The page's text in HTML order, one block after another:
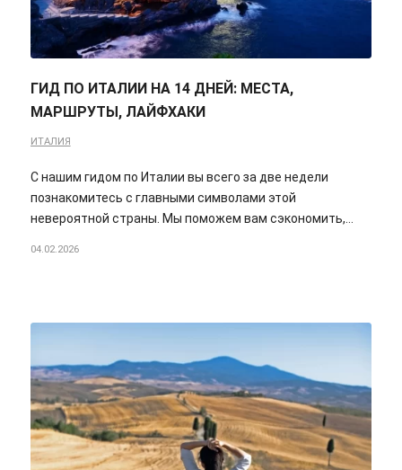
ГИД ПО ИТАЛИИ НА 14 ДНЕЙ: МЕСТА,
МАРШРУТЫ, ЛАЙФХАКИ
ИТАЛИЯ
С нашим гидом по Италии вы всего за две недели
познакомитесь с главными символами этой
невероятной страны. Мы поможем вам сэкономить,…
04.02.2026